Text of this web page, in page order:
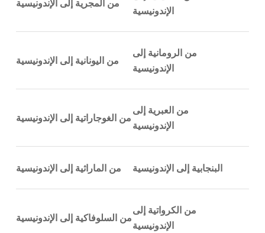
الإندونيسية
من المجرية إلى الإندونيسية
من الرومانية إلى
الإندونيسية
من اليونانية إلى الإندونيسية
من العبرية إلى
الإندونيسية
من الغوجاراتية إلى الإندونيسية
البنجابية إلى الإندونيسية من الماراثية إلى الإندونيسية
من الكرواتية إلى
الإندونيسية
من السلوفاكية إلى الإندونيسية